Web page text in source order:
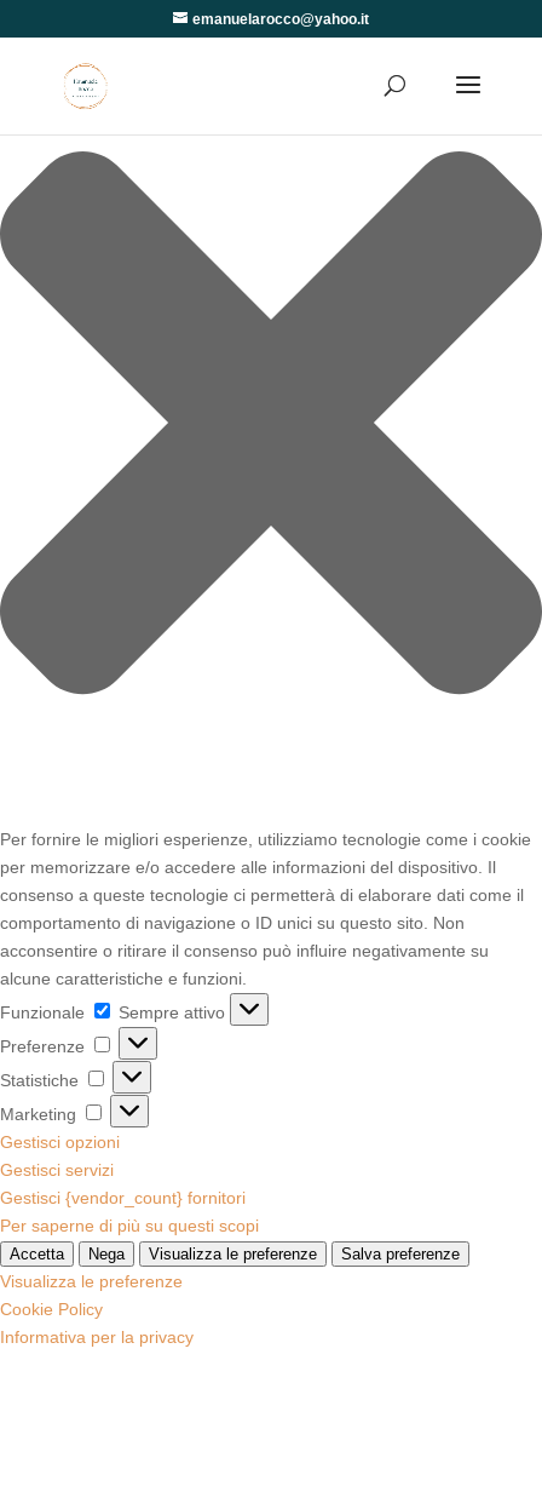
Per fornire le migliori esperienze, utilizziamo tecnologie come i cookie
per memorizzare e/o accedere alle informazioni del dispositivo. Il
consenso a queste tecnologie ci permetterà di elaborare dati come il
comportamento di navigazione o ID unici su questo sito. Non
acconsentire o ritirare il consenso può influire negativamente su
alcune caratteristiche e funzioni.
Funzionale
Funzionale
Sempre attivo
Preferenze
Preferenze
Statistiche Statistiche
Marketing
Marketing
Gestisci opzioni
Gestisci servizi
Gestisci {vendor_count} fornitori
Per saperne di più su questi scopi
Accetta Nega Visualizza le preferenze Salva preferenze
Visualizza le preferenze
Cookie Policy
Informativa per la privacy
emanuelarocco@yahoo.it